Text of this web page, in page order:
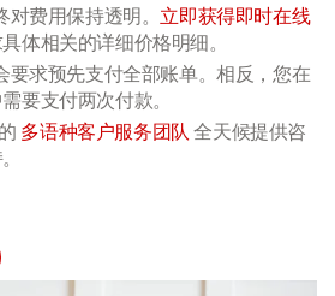
对费用保持透明。立即获得即时在线
体相关的详细价格明细。
要求预先支付全部账单。相反，您在
要支付两次付款。
多语种客户服务团队全天候提供咨